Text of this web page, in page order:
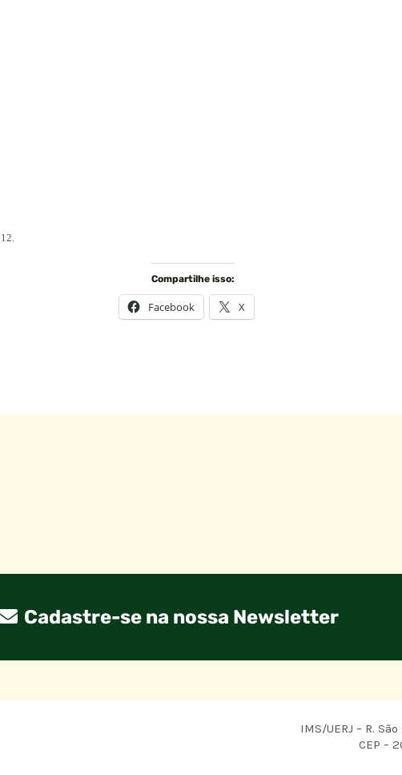
Compartilhe isso:
Facebook X
Cadastre-se na nossa Newsletter
IMS/UERJ – R.
CEP –